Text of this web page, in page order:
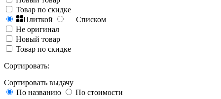
Товар по скидке
Плиткой
Списком
Не оригинал
Новый товар
Товар по скидке
Сортировать:
Сортировать выдачу
По названию
По стоимости